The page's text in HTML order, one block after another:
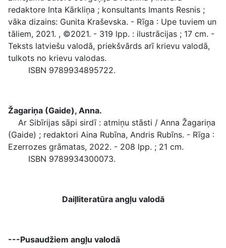
redaktore Inta Kārkliņa ; konsultants Imants Resnis ;
vāka dizains: Gunita Kraševska. - Rīga : Upe tuviem un
tāliem, 2021. , ©2021. - 319 lpp. : ilustrācijas ; 17 cm. -
Teksts latviešu valodā, priekšvārds arī krievu valodā,
tulkots no krievu valodas.
ISBN 9789934895722.
Žagariņa (Gaide), Anna.
Ar Sibīrijas sāpi sirdī : atmiņu stāsti / Anna Žagariņa
(Gaide) ; redaktori Aina Rubīna, Andris Rubīns. - Rīga :
Ezerrozes grāmatas, 2022. - 208 lpp. ; 21 cm.
ISBN 9789934300073.
Daiļliteratūra angļu valodā
---Pusaudžiem angļu valodā